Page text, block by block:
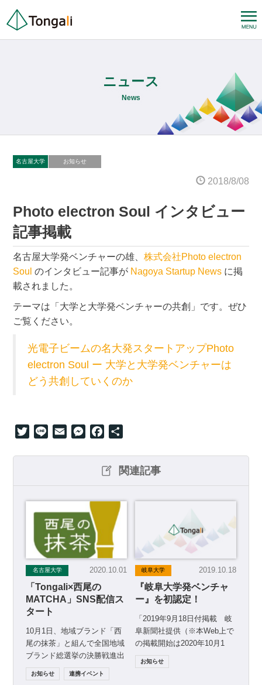
ニュース
News
名古屋大学 お知らせ
2018/8/08
Photo electron Soul インタビュー
記事掲載
名古屋大学発ベンチャーの雄、株式会社Photo electron
Soul のインタビュー記事が Nagoya Startup News に掲
載されました。
テーマは「大学と大学発ベンチャーの共創」です。ぜひ
ご覧ください。
光電子ビームの名大発スタートアップPhoto
electron Soul ー 大学と大学発ベンチャーは
どう共創していくのか
TwitterLine Email Messenger
Facebook
関連記事
名古屋大学 2020.10.01
「Tongali×西尾の
MATCHA」SNS配信ス
タート
10月1日、地域ブランド「西
尾の抹茶」と組んで全国地域
ブランド総選挙の決勝戦進出
を目指すプロジェクト
「Tongali×西尾のMAT […]
お知らせ 連携イベント
岐阜大学 2019.10.18
『岐阜大学発ベンチャ
ー』を初認定！
「2019年9月18日付掲載 岐
阜新聞社提供（※本Web上で
の掲載開始は2020年10月1
日）」 岐阜大学は，9月
17日に， […]
お知らせ